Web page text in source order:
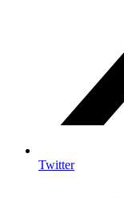
Twitter